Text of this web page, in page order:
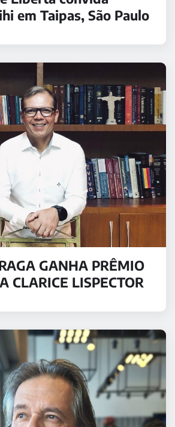
em Taipas, São Paulo
GANHA PRÊMIO
CLARICE LISPECTOR